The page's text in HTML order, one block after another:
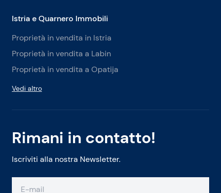
Rimani in contatto!
Iscriviti alla nostra Newsletter.
Istria e Quarnero Immobili
Proprietà in vendita in Istria
Proprietà in vendita a Labin
Proprietà in vendita a Opatija
Vedi altro